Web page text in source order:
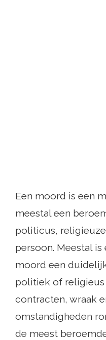
Een moord is een
meestal een
politicus,
persoon. Meestal is
moord een
politiek of
contracten, wraak
omstandigheden
de meest